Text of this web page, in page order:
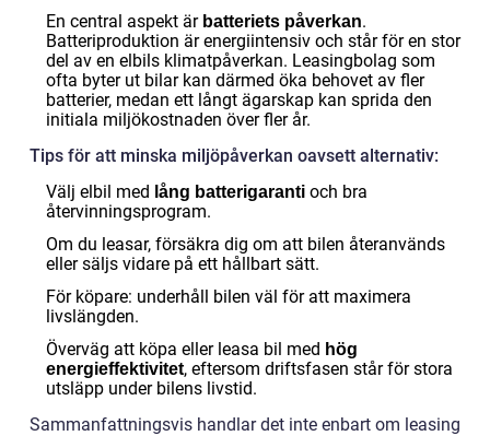
En central aspekt är batteriets påverkan.
Batteriproduktion är energiintensiv och står för en stor
del av en elbils klimatpåverkan. Leasingbolag som
ofta byter ut bilar kan därmed öka behovet av fler
batterier, medan ett långt ägarskap kan sprida den
initiala miljökostnaden över fler år.
Tips för att minska miljöpåverkan oavsett alternativ:
Välj elbil med lång batterigaranti och bra
återvinningsprogram.
Om du leasar, försäkra dig om att bilen återanvänds
eller säljs vidare på ett hållbart sätt.
För köpare: underhåll bilen väl för att maximera
livslängden.
Överväg att köpa eller leasa bil med hög
energieffektivitet, eftersom driftsfasen står för stora
utsläpp under bilens livstid.
Sammanfattningsvis handlar det inte enbart om leasing